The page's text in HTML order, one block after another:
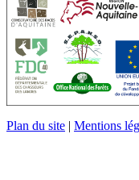
Plan du site | Mentions